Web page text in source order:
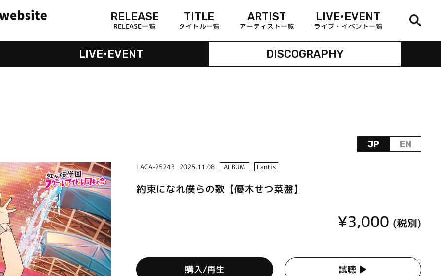
RELEASE
RELEASE一覧
TITLE
タイトル一覧
ARTIST
アーティスト一覧
LIVE•EVENT
ライブ・イベント一覧
LIVE•EVENT DISCOGRAPHY
JP EN
LACA-25243 2025.11.08 ALBUM Lantis
約束になれ僕らの歌【優木せつ菜盤】
¥3,000 (税別)
購入/再生 試聴 ▶︎